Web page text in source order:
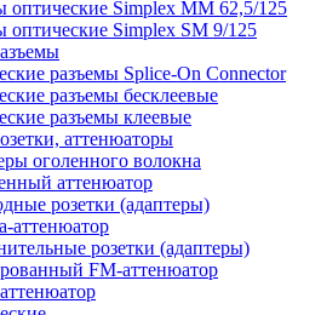
Simplex MM 62,5/125
Simplex SM 9/125
разъемы Splice-On Connector
разъемы бесклеевые
разъемы клеевые
аттенюаторы
оголенного волокна
аттенюатор
розетки (адаптеры)
аттенюатор
розетки (адаптеры)
FM-аттенюатор